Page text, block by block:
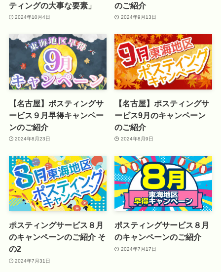
ティングの大事な要素」
2024年10月4日
のご紹介
2024年9月13日
【名古屋】ポスティングサ
ービス９月早得キャンペー
ンのご紹介
2024年8月23日
【名古屋】ポスティングサ
ービス9月のキャンペーン
のご紹介
2024年8月9日
ポスティングサービス８月
のキャンペーンのご紹介 そ
の2
2024年7月31日
ポスティングサービス８月
のキャンペーンのご紹介
2024年7月17日